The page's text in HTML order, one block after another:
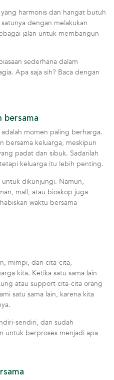
harmonis dan hangat butuh
dengan melakukan
jalan untuk membangun
sederhana dalam
Apa saja sih? Baca dengan
bersama
adalah momen paling berharga.
bersama keluarga, meskipun
padat dan sibuk. Sadarilah
keluarga itu lebih penting.
untuk dikunjungi. Namun,
mall, atau bioskop juga
waktu bersama
mimpi, dan cita-cita,
kita. Ketika satu sama lain
atau support cita-cita orang
satu sama lain, karena kita
sendiri, dan sudah
untuk berproses menjadi apa